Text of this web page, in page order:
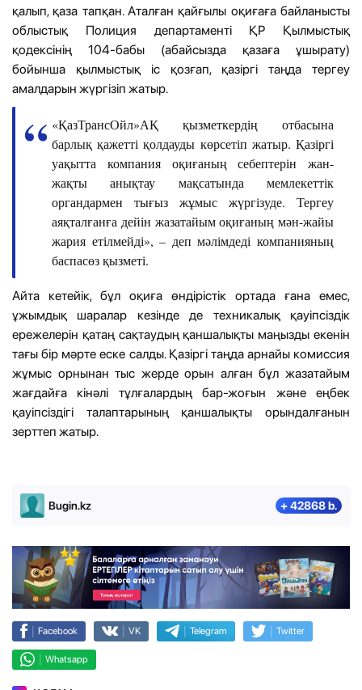
қалып, қаза тапқан. Аталған қайғылы оқиғаға байланысты
облыстық Полиция департаменті ҚР Қылмыстық
қодексінің 104-бабы (абайсызда қазаға ұшырату)
бойынша қылмыстық іс қозғап, қазіргі таңда тергеу
амалдарын жүргізіп жатыр.
«ҚазТрансОйл»АҚ қызметкердің отбасына
барлық қажетті қолдауды көрсетіп жатыр. Қазіргі
уақытта компания оқиғаның себептерін жан-
жақты анықтау мақсатында мемлекеттік
органдармен тығыз жұмыс жүргізуде. Тергеу
аяқталғанға дейін жазатайым оқиғаның мән-жайы
жария етілмейді», – деп мәлімдеді компанияның
баспасөз қызметі.
Айта кетейік, бұл оқиға өндірістік ортада ғана емес,
ұжымдық шаралар кезінде де техникалық қауіпсіздік
ережелерін қатаң сақтаудың қаншалықты маңызды екенін
тағы бір мәрте еске салды. Қазіргі таңда арнайы комиссия
жұмыс орнынан тыс жерде орын алған бұл жазатайым
жағдайға кінәлі тұлғалардың бар-жоғын және еңбек
қауіпсіздігі талаптарының қаншалықты орындалғанын
зерттеп жатыр.
Bugin.kz + 42868 b.
| Facebook | VK | Telegram | Twitter
| Whatsapp